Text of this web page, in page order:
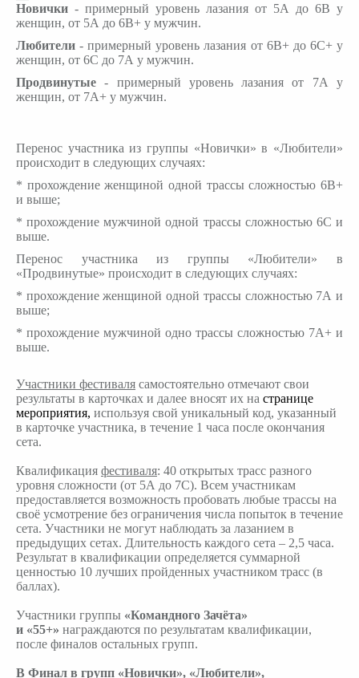
Новички - примерный уровень лазания от 5А до 6В у
женщин, от 5А до 6B+ у мужчин.
Любители - примерный уровень лазания от 6В+ до 6С+ у
женщин, от 6С до 7А у мужчин.
Продвинутые - примерный уровень лазания от 7А у
женщин, от 7А+ у мужчин.
Перенос участника из группы «Новички» в «Любители»
происходит в следующих случаях:
* прохождение женщиной одной трассы сложностью 6B+
и выше;
* прохождение мужчиной одной трассы сложностью 6С и
выше.
Перенос участника из группы «Любители» в
«Продвинутые» происходит в следующих случаях:
* прохождение женщиной одной трассы сложностью 7А и
выше;
* прохождение мужчиной одно трассы сложностью 7А+ и
выше.
Участники фестиваля самостоятельно отмечают свои
результаты в карточках и далее вносят их на странице
мероприятия, используя свой уникальный код, указанный
в карточке участника, в течение 1 часа после окончания
сета.
Квалификация фестиваля: 40 открытых трасс разного
уровня сложности (от 5А до 7С). Всем участникам
предоставляется возможность пробовать любые трассы на
своё усмотрение без ограничения числа попыток в течение
сета. Участники не могут наблюдать за лазанием в
предыдущих сетах. Длительность каждого сета – 2,5 часа.
Результат в квалификации определяется суммарной
ценностью 10 лучших пройденных участником трасс (в
баллах).
Участники группы «Командного Зачёта»
и «55+» награждаются по результатам квалификации,
после финалов остальных групп.
В Финал в групп «Новички», «Любители»,